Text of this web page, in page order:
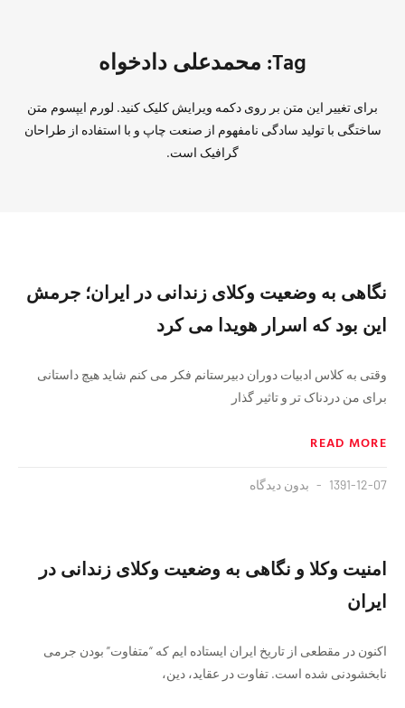
Tag: محمدعلی دادخواه
برای تغییر این متن بر روی دکمه ویرایش کلیک کنید. لورم ایپسوم متن
ساختگی با تولید سادگی نامفهوم از صنعت چاپ و با استفاده از طراحان
گرافیک است.
نگاهی به وضعیت وکلای زندانی در ایران؛ جرمش
این بود که اسرار هویدا می کرد
وقتی به کلاس ادبیات دوران دبیرستانم فکر می کنم شاید هیچ داستانی
برای من دردناک تر و تاثیر گذار
READ MORE
1391-12-07 بدون دیدگاه
امنیت وکلا و نگاهی به وضعیت وکلای زندانی در
ایران
اکنون در مقطعی از تاریخ ایران ایستاده ایم که “متفاوت” بودن جرمی
نابخشودنی شده است. تفاوت در عقاید، دین،